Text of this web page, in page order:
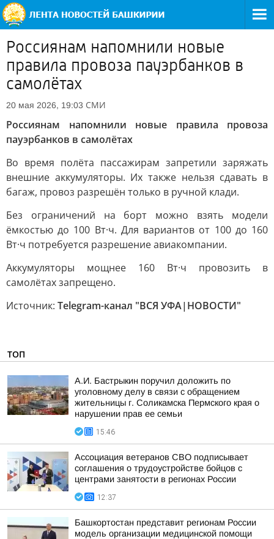
Россиянам напомнили новые
правила провоза пауэрбанков в
самолётах
20 мая 2026, 19:03 СМИ
Россиянам напомнили новые правила провоза
пауэрбанков в самолётах
Во время полёта пассажирам запретили заряжать
внешние аккумуляторы. Их также нельзя сдавать в
багаж, провоз разрешён только в ручной клади.
Без ограничений на борт можно взять модели
ёмкостью до 100 Вт·ч. Для вариантов от 100 до 160
Вт·ч потребуется разрешение авиакомпании.
Аккумуляторы мощнее 160 Вт·ч провозить в
самолётах запрещено.
Источник: Telegram-канал "ВСЯ УФА|НОВОСТИ"
ТОП
А.И. Бастрыкин поручил доложить по
уголовному делу в связи с обращением
жительницы г. Соликамска Пермского края о
нарушении прав ее семьи
15:46
Ассоциация ветеранов СВО подписывает
соглашения о трудоустройстве бойцов с
центрами занятости в регионах России
12:37
Башкортостан представит регионам России
модель организации медицинской помощи